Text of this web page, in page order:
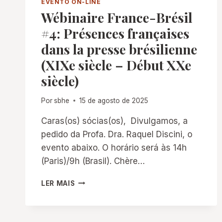
EVENTO ON-LINE
Wébinaire France-Brésil
#4: Présences françaises
dans la presse brésilienne
(XIXe siècle – Début XXe
siècle)
Porsbhe 15 de agosto de 2025
Caras(os) sócias(os), Divulgamos, a
pedido da Profa. Dra. Raquel Discini, o
evento abaixo. O horário será às 14h
(Paris)/9h (Brasil). Chère…
LER MAIS WÉBINAIRE